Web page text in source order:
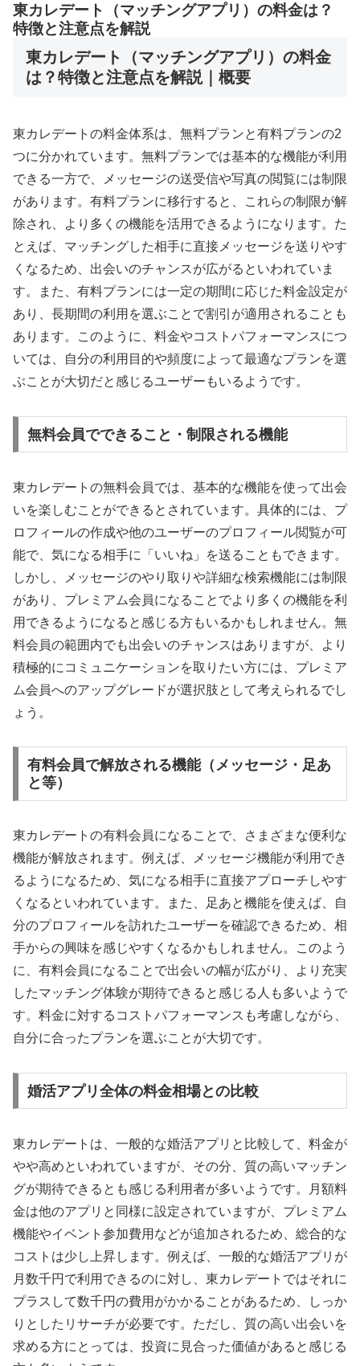
東カレデート（マッチングアプリ）の料金は？
特徴と注意点を解説
東カレデート（マッチングアプリ）の料金
は？特徴と注意点を解説｜概要
東カレデートの料金体系は、無料プランと有料プランの2
つに分かれています。無料プランでは基本的な機能が利用
できる一方で、メッセージの送受信や写真の閲覧には制限
があります。有料プランに移行すると、これらの制限が解
除され、より多くの機能を活用できるようになります。た
とえば、マッチングした相手に直接メッセージを送りやす
くなるため、出会いのチャンスが広がるといわれていま
す。また、有料プランには一定の期間に応じた料金設定が
あり、長期間の利用を選ぶことで割引が適用されることも
あります。このように、料金やコストパフォーマンスにつ
いては、自分の利用目的や頻度によって最適なプランを選
ぶことが大切だと感じるユーザーもいるようです。
無料会員でできること・制限される機能
東カレデートの無料会員では、基本的な機能を使って出会
いを楽しむことができるとされています。具体的には、プ
ロフィールの作成や他のユーザーのプロフィール閲覧が可
能で、気になる相手に「いいね」を送ることもできます。
しかし、メッセージのやり取りや詳細な検索機能には制限
があり、プレミアム会員になることでより多くの機能を利
用できるようになると感じる方もいるかもしれません。無
料会員の範囲内でも出会いのチャンスはありますが、より
積極的にコミュニケーションを取りたい方には、プレミア
ム会員へのアップグレードが選択肢として考えられるでし
ょう。
有料会員で解放される機能（メッセージ・足あ
と等）
東カレデートの有料会員になることで、さまざまな便利な
機能が解放されます。例えば、メッセージ機能が利用でき
るようになるため、気になる相手に直接アプローチしやす
くなるといわれています。また、足あと機能を使えば、自
分のプロフィールを訪れたユーザーを確認できるため、相
手からの興味を感じやすくなるかもしれません。このよう
に、有料会員になることで出会いの幅が広がり、より充実
したマッチング体験が期待できると感じる人も多いようで
す。料金に対するコストパフォーマンスも考慮しながら、
自分に合ったプランを選ぶことが大切です。
婚活アプリ全体の料金相場との比較
東カレデートは、一般的な婚活アプリと比較して、料金が
やや高めといわれていますが、その分、質の高いマッチン
グが期待できるとも感じる利用者が多いようです。月額料
金は他のアプリと同様に設定されていますが、プレミアム
機能やイベント参加費用などが追加されるため、総合的な
コストは少し上昇します。例えば、一般的な婚活アプリが
月数千円で利用できるのに対し、東カレデートではそれに
プラスして数千円の費用がかかることがあるため、しっか
りとしたリサーチが必要です。ただし、質の高い出会いを
求める方にとっては、投資に見合った価値があると感じる